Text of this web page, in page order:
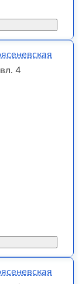
4